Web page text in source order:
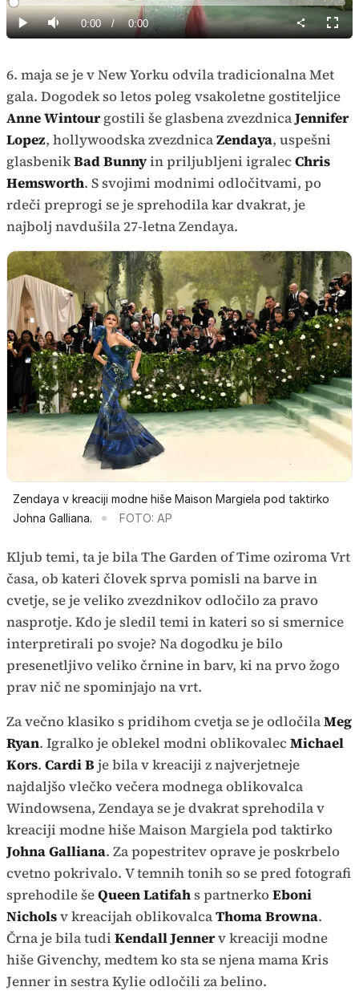
Predvajaj
Tiho Current
0:00 / Duration
0:00
Loaded:
0%
način
6. maja se je v New Yorku odvila tradicionalna Met
gala. Dogodek so letos poleg vsakoletne gostiteljice
Anne Wintourgostili še glasbena zvezdnicaJennifer
Lopez, hollywoodska zvezdnicaZendaya, uspešni
glasbenikBad Bunnyin priljubljeni igralecChris
Hemsworth. S svojimi modnimi odločitvami, po
rdeči preprogi se je sprehodila kar dvakrat, je
najbolj navdušila 27-letna Zendaya.
Zendaya v kreaciji modne hiše Maison Margiela pod taktirko
Johna Galliana.
FOTO: AP
Kljub temi, ta je bila The Garden of Time oziroma Vrt
časa, ob kateri človek sprva pomisli na barve in
cvetje, se je veliko zvezdnikov odločilo za pravo
nasprotje. Kdo je sledil temi in kateri so si smernice
interpretirali po svoje? Na dogodku je bilo
presenetljivo veliko črnine in barv, ki na prvo žogo
prav nič ne spominjajo na vrt.
Za večno klasiko s pridihom cvetja se je odločilaMeg
Ryan. Igralko je oblekel modni oblikovalecMichael
Kors. Cardi B je bila v kreaciji z najverjetneje
najdaljšo vlečko večera modnega oblikovalca
Windowsena, Zendaya se je dvakrat sprehodila v
kreaciji modne hiše Maison Margiela pod taktirko
Johna Galliana. Za popestritev oprave je poskrbelo
cvetno pokrivalo. V temnih tonih so se pred fotografi
sprehodile šeQueen Latifahs partnerkoEboni
Nicholsv kreacijah oblikovalcaThoma Browna.
Črna je bila tudi Kendall Jennerv kreaciji modne
hiše Givenchy, medtem ko sta se njena mama Kris
Jenner in sestra Kylie odločili za belino.